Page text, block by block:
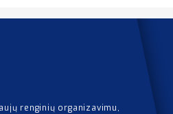
renginių organizavimu,